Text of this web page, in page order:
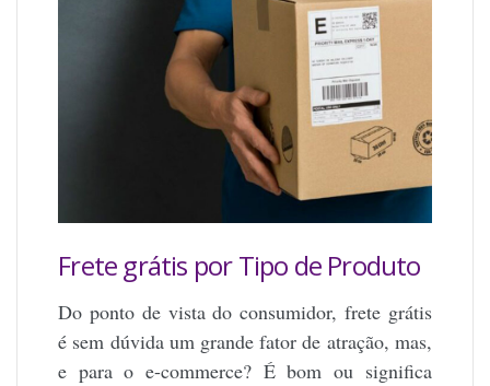
Frete grátis por Tipo de Produto
Do ponto de vista do consumidor, frete grátis
é sem dúvida um grande fator de atração, mas,
e para o e-commerce? É bom ou significa